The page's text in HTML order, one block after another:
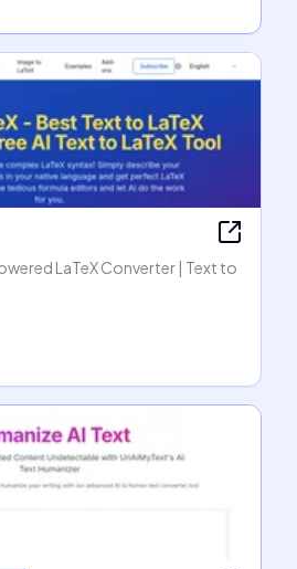
LaTeX Converter | Text to